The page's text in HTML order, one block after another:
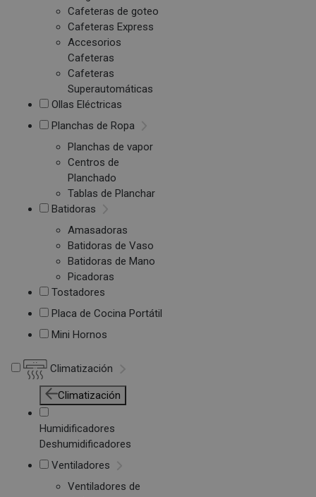
Cafeteras de goteo
Cafeteras Express
Accesorios
Cafeteras
Cafeteras
Superautomáticas
Ollas Eléctricas
Planchas de Ropa
Planchas de vapor
Centros de
Planchado
Tablas de Planchar
Batidoras
Amasadoras
Batidoras de Vaso
Batidoras de Mano
Picadoras
Tostadores
Placa de Cocina Portátil
Mini Hornos
Climatización
Climatización
Humidificadores
Deshumidificadores
Ventiladores
Ventiladores de